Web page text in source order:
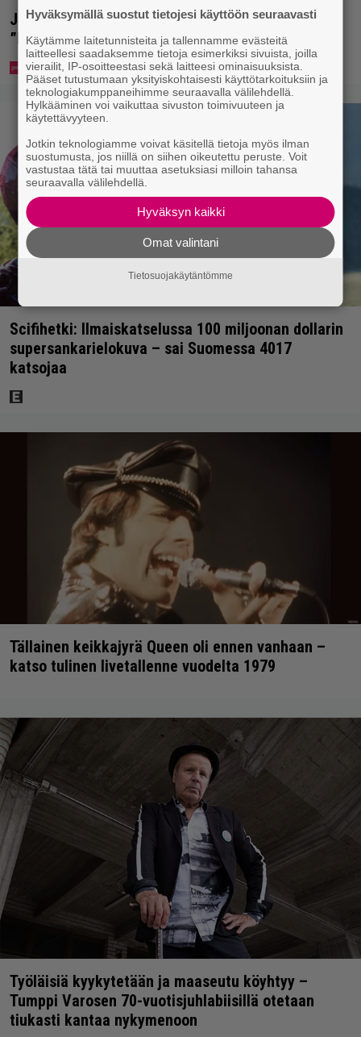
Jani Sievinen kokosi lapsikatraansa yhteen –
”Minun suurin perintöni heille”
Scifihetki: Ilmaiskatselussa 100 miljoonan dollarin
supersankarielokuva – sai Suomessa 4017
katsojaa
Tällainen keikkajyrä Queen oli ennen vanhaan –
katso tulinen livetallenne vuodelta 1979
Työläisiä kyykytetään ja maaseutu köyhtyy –
Tumppi Varosen 70-vuotisjuhlabiisillä otetaan
tiukasti kantaa nykymenoon
Hyväksymällä suostut tietojesi käyttöön seuraavasti
Käytämme laitetunnisteita ja tallennamme evästeitä
laitteellesi saadaksemme tietoja esimerkiksi sivuista, joilla
vierailit, IP-osoitteestasi sekä laitteesi ominaisuuksista.
Pääset tutustumaan yksityiskohtaisesti käyttötarkoituksiin ja
teknologiakumppaneihimme seuraavalla välilehdellä.
Hylkääminen voi vaikuttaa sivuston toimivuuteen ja
käytettävyyteen.
Jotkin teknologiamme voivat käsitellä tietoja myös ilman
suostumusta, jos niillä on siihen oikeutettu peruste. Voit
vastustaa tätä tai muuttaa asetuksiasi milloin tahansa
seuraavalla välilehdellä.
Hyväksyn kaikki
Omat valintani
Tietosuojakäytäntömme